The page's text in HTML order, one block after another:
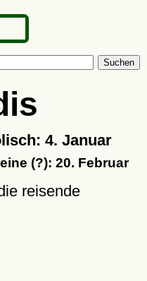
Suchen
4. Januar
(?): 20. Februar
reisende